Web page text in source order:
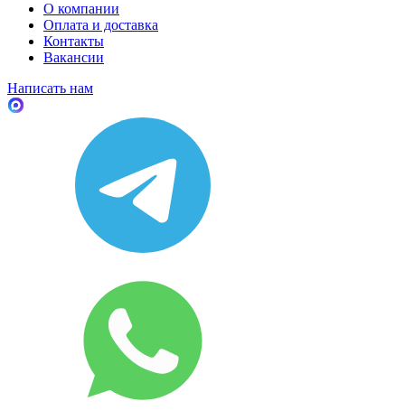
О компании
Оплата и доставка
Контакты
Вакансии
Написать нам